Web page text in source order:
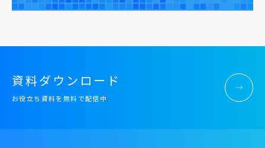
資料ダウンロード
お役立ち資料を無料で配信中